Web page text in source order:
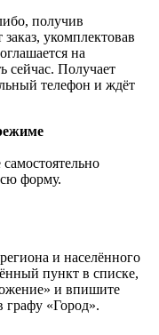
получив
укомплектовав
на
сейчас. Получает
телефон и ждёт
форму.
и населённого
пункт в списке,
и впишите
графу «Город».